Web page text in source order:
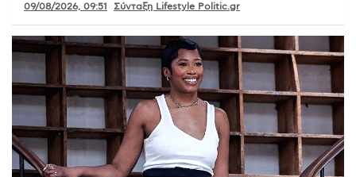
09/08/2026, 09:51 Σύνταξη Lifestyle Politic.gr